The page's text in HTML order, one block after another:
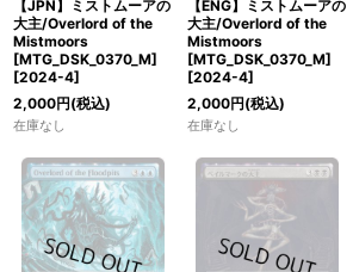
【JPN】ミストムーアの
大主/Overlord of the
Mistmoors
[MTG_DSK_0370_M]
[2024-4]
2,000円(税込)
在庫なし
【ENG】ミストムーアの
大主/Overlord of the
Mistmoors
[MTG_DSK_0370_M]
[2024-4]
2,000円(税込)
在庫なし